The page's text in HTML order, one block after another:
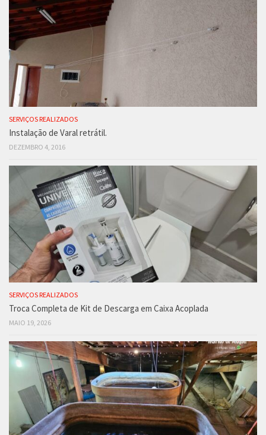
SERVIÇOS REALIZADOS
Instalação de Varal retrátil.
DEZEMBRO 4, 2016
SERVIÇOS REALIZADOS
Troca Completa de Kit de Descarga em Caixa Acoplada
MAIO 19, 2026